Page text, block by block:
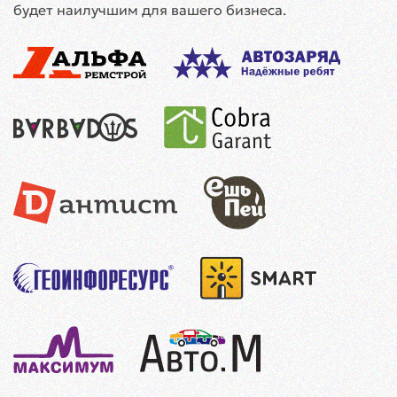
будет наилучшим для вашего бизнеса.